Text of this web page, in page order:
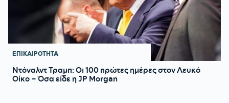
ΕΠΙΚΑΙΡΟΤΗΤΑ
Ντόναλντ Τραμπ: Οι 100 πρώτες ημέρες στον Λευκό
Οίκο – Όσα είδε η JP Morgan